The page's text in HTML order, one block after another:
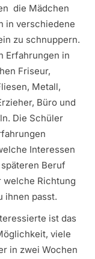
die Mädchen
in verschiedene
zu schnuppern.
Erfahrungen in
Friseur,
Metall,
Büro und
Die Schüler
Interessen
Beruf
welche Richtung
ihnen passt.
ist das
viele
in zwei Wochen